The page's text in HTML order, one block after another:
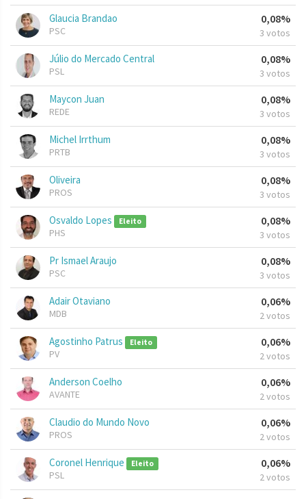
Glaucia Brandao
PSC
0,08%
3 votos
Júlio do Mercado Central
PSL
0,08%
3 votos
Maycon Juan
REDE
0,08%
3 votos
Michel Irrthum
PRTB
0,08%
3 votos
Oliveira
PROS
0,08%
3 votos
Osvaldo Lopes Eleito
PHS
0,08%
3 votos
Pr Ismael Araujo
PSC
0,08%
3 votos
Adair Otaviano
MDB
0,06%
2 votos
Agostinho Patrus Eleito
PV
0,06%
2 votos
Anderson Coelho
AVANTE
0,06%
2 votos
Claudio do Mundo Novo
PROS
0,06%
2 votos
Coronel Henrique Eleito
PSL
0,06%
2 votos